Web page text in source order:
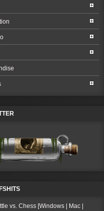
vs. Chess [Windows | Mac |